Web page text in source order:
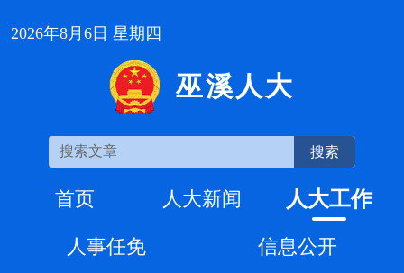
2026年8月6日 星期四
巫溪人大
搜索
首页 人大新闻 人大工作
人事任免 信息公开